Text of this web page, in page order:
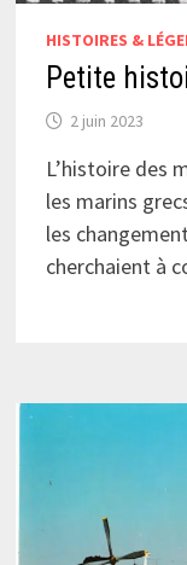
HISTOIRES &
Petite
2 juin 2023
L’histoire des
les marins
les
cherchaient à